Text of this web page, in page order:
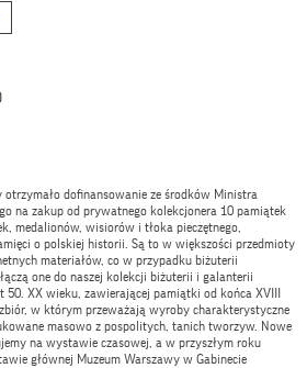
dofinansowanie ze środków Ministra
na zakup od prywatnego kolekcjonera 10 pamiątek
medalionów, wisiorów i tłoka pieczętnego,
o polskiej historii. Są to w większości przedmioty
materiałów, co w przypadku biżuterii
one do naszej kolekcji biżuterii i galanterii
XX wieku, zawierającej pamiątki od końca XVIII
w którym przeważają wyroby charakterystyczne
masowo z pospolitych, tanich tworzyw. Nowe
na wystawie czasowej, a w przyszłym roku
głównej Muzeum Warszawy w Gabinecie